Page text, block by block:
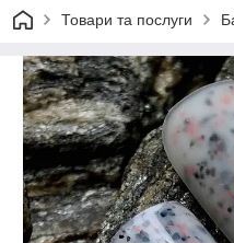
Товари та послуги